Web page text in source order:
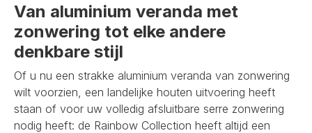
Van aluminium veranda met
zonwering tot elke andere
denkbare stijl
Of u nu een strakke aluminium veranda van zonwering
wilt voorzien, een landelijke houten uitvoering heeft
staan of voor uw volledig afsluitbare serre zonwering
nodig heeft: de Rainbow Collection heeft altijd een